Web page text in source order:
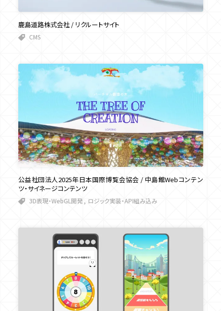
鹿島道路株式会社 / リクルートサイト
CMS
公益社団法人2025年日本国際博覧会協会 / 中島館Webコンテン
ツ・サイネージコンテンツ
3D表現・WebGL開発 ロジック実装・API組み込み